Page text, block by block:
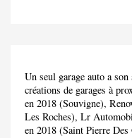
Un seul garage auto a
créations de garages à
en 2018 (Souvigne),
Les Roches), Lr
en 2018 (Saint Pierre